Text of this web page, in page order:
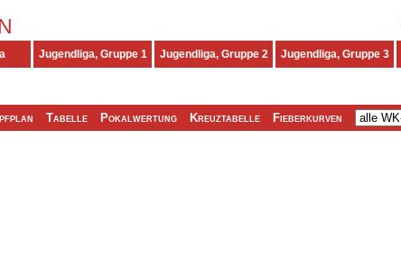
Jugendliga, Gruppe 1 Jugendliga, Gruppe 2 Jugendliga, Gruppe 3
Tabelle Pokalwertung Kreuztabelle Fieberkurven